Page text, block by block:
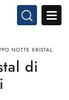
NOTTE KRISTAL
di